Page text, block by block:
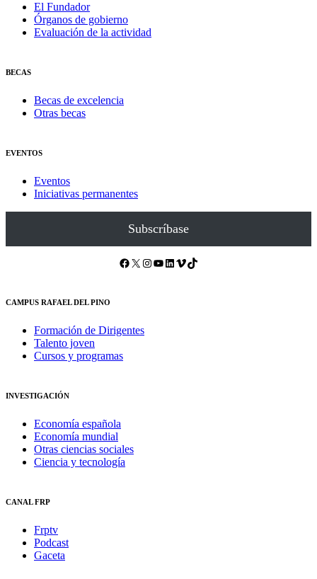
El Fundador
Órganos de gobierno
Evaluación de la actividad
BECAS
Becas de excelencia
Otras becas
EVENTOS
Eventos
Iniciativas permanentes
Subscríbase
Facebook X Instagram YouTube LinkedIn Vimeo TikTok
CAMPUS RAFAEL DEL PINO
Formación de Dirigentes
Talento joven
Cursos y programas
INVESTIGACIÓN
Economía española
Economía mundial
Otras ciencias sociales
Ciencia y tecnología
CANAL FRP
Frptv
Podcast
Gaceta